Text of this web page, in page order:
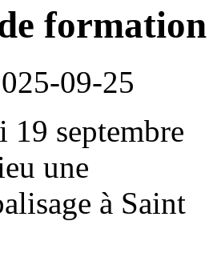
09-25
19 septembre
une
à Saint